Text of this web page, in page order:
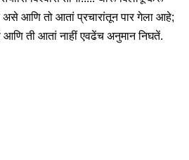
असे आणि तो आतां प्रचारांतून पार गेला आहे;
ती आतां नाहीं एवढेंच अनुमान निघतें.